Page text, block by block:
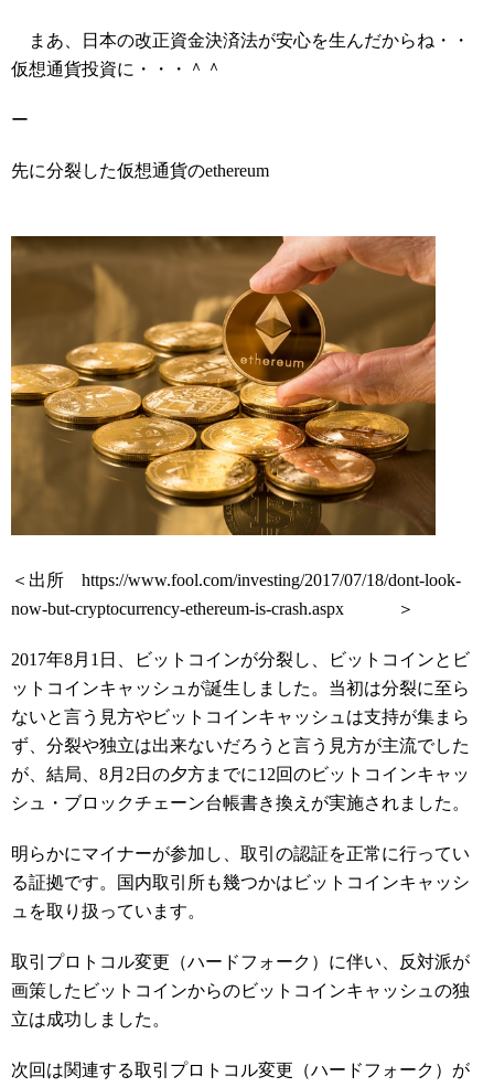
まあ、日本の改正資金決済法が安心を生んだからね・・
仮想通貨投資に・・・＾＾
ー
先に分裂した仮想通貨のethereum
＜出所 https://www.fool.com/investing/2017/07/18/dont-look-
now-but-cryptocurrency-ethereum-is-crash.aspx ＞
2017年8月1日、ビットコインが分裂し、ビットコインとビ
ットコインキャッシュが誕生しました。当初は分裂に至ら
ないと言う見方やビットコインキャッシュは支持が集まら
ず、分裂や独立は出来ないだろうと言う見方が主流でした
が、結局、8月2日の夕方までに12回のビットコインキャッ
シュ・ブロックチェーン台帳書き換えが実施されました。
明らかにマイナーが参加し、取引の認証を正常に行ってい
る証拠です。国内取引所も幾つかはビットコインキャッシ
ュを取り扱っています。
取引プロトコル変更（ハードフォーク）に伴い、反対派が
画策したビットコインからのビットコインキャッシュの独
立は成功しました。
次回は関連する取引プロトコル変更（ハードフォーク）が